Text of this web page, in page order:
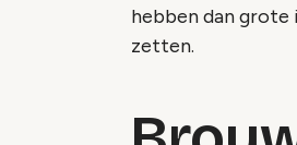
hebben dan grote
zetten.